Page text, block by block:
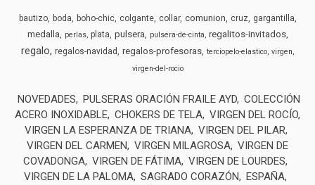
bautizo boda boho-chic colgante collar comunion cruz gargantilla
medalla perlas plata pulsera pulsera-de-cinta regalitos-invitados
regalo regalos-navidad regalos-profesoras terciopelo-elastico virgen
virgen-del-rocio
NOVEDADES PULSERAS ORACIÓN FRAILE AYD COLECCIÓN
ACERO INOXIDABLE CHOKERS DE TELA VIRGEN DEL ROCÍO
VIRGEN LA ESPERANZA DE TRIANA VIRGEN DEL PILAR
VIRGEN DEL CARMEN
VIRGEN MILAGROSA VIRGEN DE
COVADONGA VIRGEN DE FÁTIMA VIRGEN DE LOURDES
VIRGEN DE LA PALOMA SAGRADO CORAZÓN
ESPAÑA